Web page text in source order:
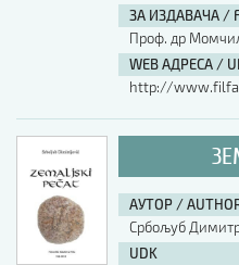
ЗА ИЗДАВАЧА /
Проф. др
WEB АДРЕСА /
http://
АУТОР /
Србољуб
UDK